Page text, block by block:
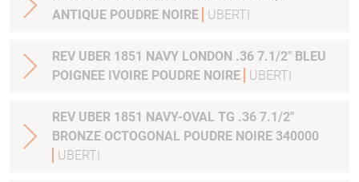
ANTIQUE POUDRE NOIRE
UBERTI
REV UBER 1851 NAVY LONDON .36 7.1/2" BLEU
POIGNEE IVOIRE POUDRE NOIRE
UBERTI
REV UBER 1851 NAVY-OVAL TG .36 7.1/2"
BRONZE OCTOGONAL POUDRE NOIRE 340000
UBERTI